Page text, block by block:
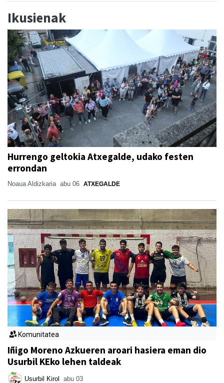
Ikusienak
Hurrengo geltokia Atxegalde, udako festen
errondan
Noaua Aldizkaria abu 06 ATXEGALDE
Komunitatea
Iñigo Moreno Azkueren aroari hasiera eman dio
Usurbil KEko lehen taldeak
Usurbil Kirol abu 03